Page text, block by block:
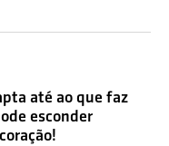
até ao que faz
esconder